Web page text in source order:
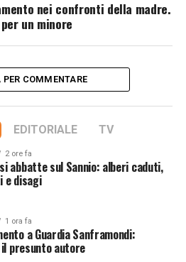
nei confronti della madre.
un minore
PER COMMENTARE
EDITORIALE TV
2 ore fa
abbatte sul Sannio: alberi caduti,
e disagi
1 ora fa
a Guardia Sanframondi:
presunto autore